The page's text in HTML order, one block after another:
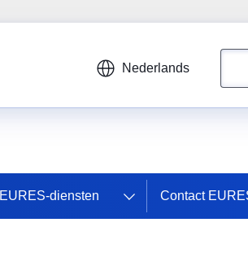
Nederlands
EURES-diensten Contact